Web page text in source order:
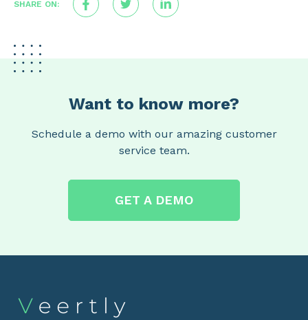
SHARE ON:
Want to know more?
Schedule a demo with our amazing customer
service team.
GET A DEMO